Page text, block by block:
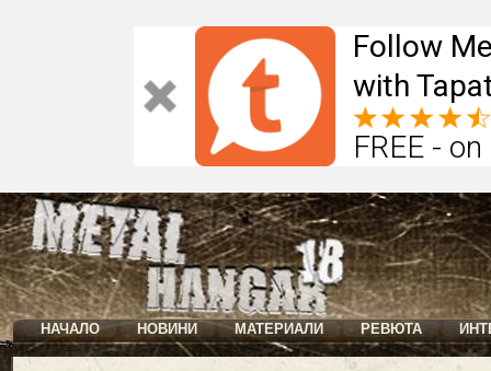
Follow
with
FREE -
НАЧАЛО НОВИНИ МАТЕРИАЛИ РЕВЮТА